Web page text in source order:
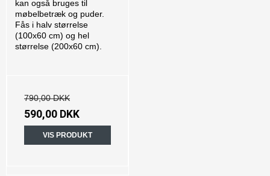
kan også bruges til
møbelbetræk og puder.
Fås i halv størrelse
(100x60 cm) og hel
størrelse (200x60 cm).
790,00 DKK
590,00 DKK
VIS PRODUKT